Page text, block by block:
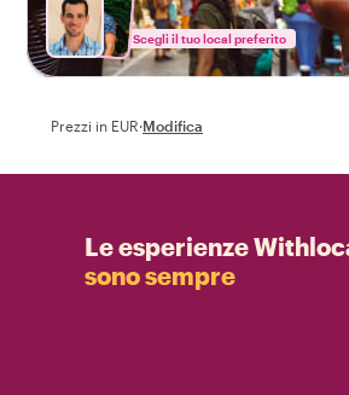
Scegli il tuo local preferito
Prezzi in EUR·Modifica
Le esperienze
sono sempre